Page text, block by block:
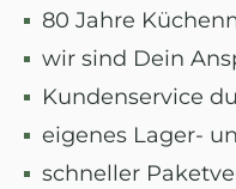
80 Jahre
wir sind Dein
Kundenservice
eigenes Lager-
schneller